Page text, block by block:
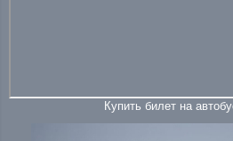
Купить билет на